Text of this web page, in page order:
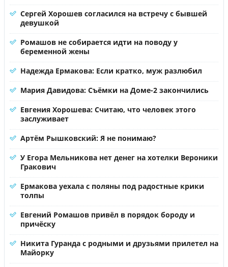
Сергей Хорошев согласился на встречу с бывшей
девушкой
Ромашов не собирается идти на поводу у
беременной жены
Надежда Ермакова: Если кратко, муж разлюбил
Мария Давидова: Съёмки на Доме-2 закончились
Евгения Хорошева: Считаю, что человек этого
заслуживает
Артём Рышковский: Я не понимаю?
У Егора Мельникова нет денег на хотелки Вероники
Гракович
Ермакова уехала с поляны под радостные крики
толпы
Евгений Ромашов привёл в порядок бороду и
причёску
Никита Гуранда с родными и друзьями прилетел на
Майорку